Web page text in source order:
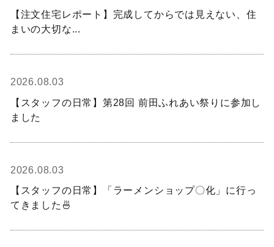
【注文住宅レポート】完成してからでは見えない、住
まいの大切な...
2026.08.03
【スタッフの日常】第28回 前田ふれあい祭りに参加し
ました
2026.08.03
【スタッフの日常】「ラーメンショップ〇化」に行っ
てきました🍜